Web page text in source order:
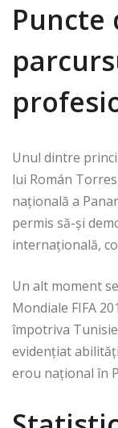
Puncte
Unul dintre
lui Román
națională a
permis să-și
internațională,
Un alt moment
Mondiale FIFA
împotriva
evidențiat
erou național în